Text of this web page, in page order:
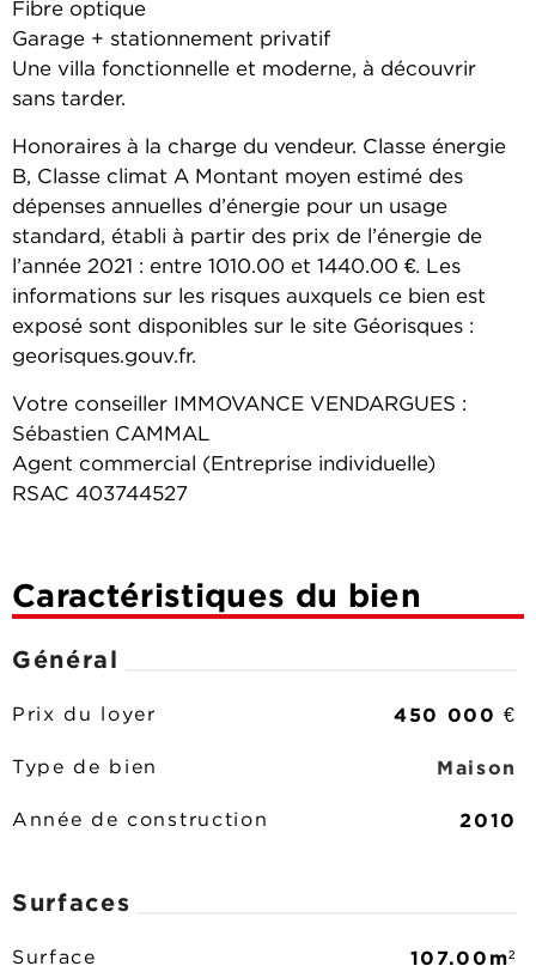
Fibre optique
Garage + stationnement privatif
Une villa fonctionnelle et moderne, à découvrir
sans tarder.
Honoraires à la charge du vendeur. Classe énergie
B, Classe climat A Montant moyen estimé des
dépenses annuelles d’énergie pour un usage
standard, établi à partir des prix de l’énergie de
l’année 2021 : entre 1010.00 et 1440.00 €. Les
informations sur les risques auxquels ce bien est
exposé sont disponibles sur le site Géorisques :
georisques.gouv.fr.
Votre conseiller IMMOVANCE VENDARGUES :
Sébastien CAMMAL
Agent commercial (Entreprise individuelle)
RSAC 403744527
Caractéristiques du bien
Général
Prix du loyer 450 000 €
Type de bien Maison
Année de construction 2010
Surfaces
Surface 107.00m²